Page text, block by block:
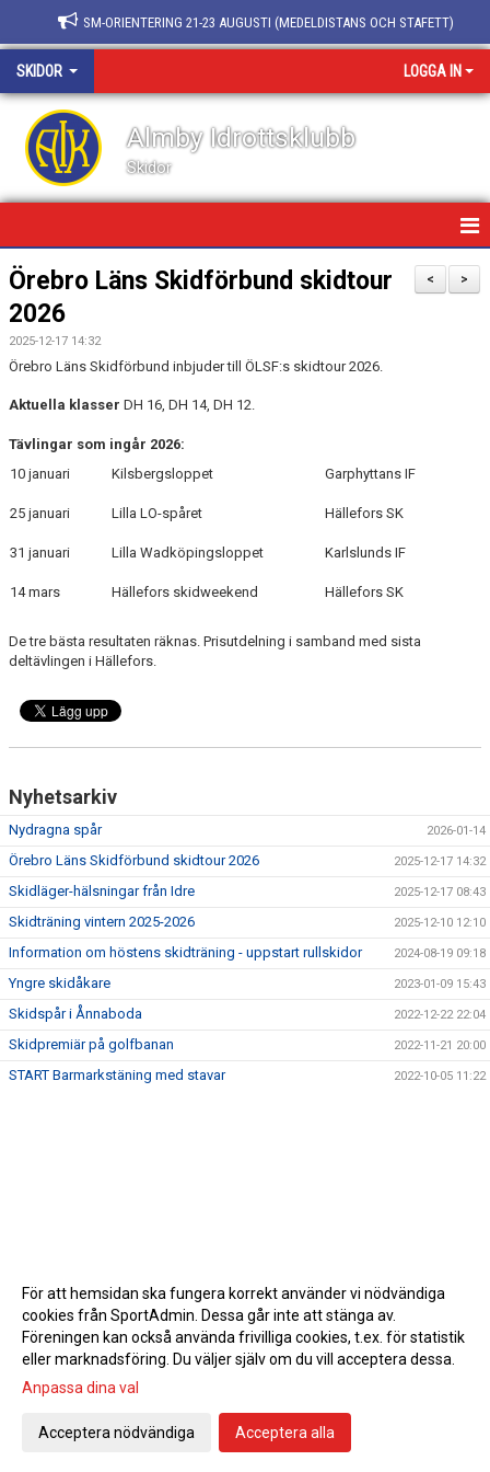
SM-ORIENTERING 21-23 AUGUSTI (MEDELDISTANS OCH STAFETT)
SKIDOR LOGGA IN
Almby Idrottsklubb
Skidor
HEM/SKIDOR
NYHETER
KALENDER
BARN OCH UNGDOM
BILDGALLERI
DOKUMENT
KONTAKT
TÄVLINGSKALENDER
>
<
Örebro Läns Skidförbund skidtour
2026
2025-12-17 14:32
Örebro Läns Skidförbund inbjuder till ÖLSF:s skidtour 2026.
Aktuella klasser DH 16, DH 14, DH 12.
Tävlingar som ingår 2026:
10 januari
Kilsbergsloppet Garphyttans IF
25 januari Lilla LO-spåret Hällefors SK
31 januari Lilla Wadköpingsloppet Karlslunds IF
14 mars Hällefors skidweekend Hällefors SK
De tre bästa resultaten räknas. Prisutdelning i samband med sista
deltävlingen i Hällefors.
Nyhetsarkiv
Nydragna spår 2026-01-14
Örebro Läns Skidförbund skidtour 2026 2025-12-17 14:32
Skidläger-hälsningar från Idre 2025-12-17 08:43
Skidträning vintern 2025-2026 2025-12-10 12:10
Information om höstens skidträning - uppstart rullskidor 2024-08-19 09:18
Yngre skidåkare 2023-01-09 15:43
Skidspår i Ånnaboda 2022-12-22 22:04
Skidpremiär på golfbanan 2022-11-21 20:00
START Barmarkstäning med stavar 2022-10-05 11:22
Gå till Webbversion
För att hemsidan ska fungera korrekt använder vi nödvändiga
cookies från SportAdmin. Dessa går inte att stänga av.
Föreningen kan också använda frivilliga cookies, t.ex. för statistik
eller marknadsföring. Du väljer själv om du vill acceptera dessa.
Anpassa dina val
Acceptera nödvändiga Acceptera alla